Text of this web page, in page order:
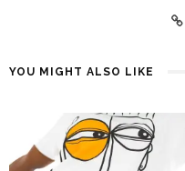
YOU MIGHT ALSO LIKE